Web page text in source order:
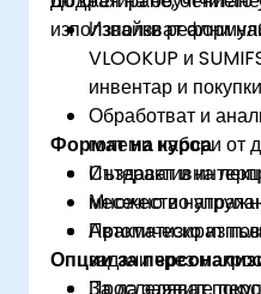
използвайки реални
Използват
VLOOKUP и
инвентар и
Обработват и
големи набори от
Създават и
месечно и
Автоматизират
задачи чрез
Проследяват
Формат на курса
Интерактивна
Множество
Практическо
Опции за
За да заявите